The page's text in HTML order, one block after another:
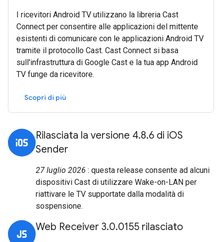
I ricevitori Android TV utilizzano la libreria Cast
Connect per consentire alle applicazioni del mittente
esistenti di comunicare con le applicazioni Android TV
tramite il protocollo Cast. Cast Connect si basa
sull'infrastruttura di Google Cast e la tua app Android
TV funge da ricevitore.
Scopri di più
Rilasciata la versione 4.8.6 di iOS
Sender
27 luglio 2026 : questa release consente ad alcuni
dispositivi Cast di utilizzare Wake-on-LAN per
riattivare le TV supportate dalla modalità di
sospensione.
Web Receiver 3.0.0155 rilasciato